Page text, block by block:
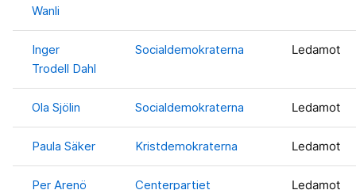
Wanli
Inger
Trodell Dahl
Socialdemokraterna Ledamot
Ola Sjölin Socialdemokraterna Ledamot
Paula Säker Kristdemokraterna Ledamot
Per Arenö Centerpartiet Ledamot